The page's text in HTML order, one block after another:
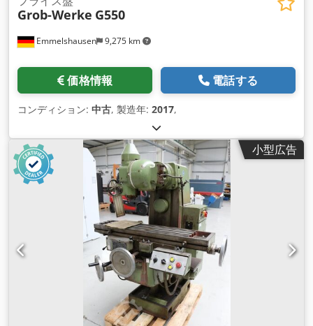
Emmelshausen 9,275 km
Grob-Werke G550
価格情報 電話する
コンディション: 中古, 製造年: 2017,
小型広告